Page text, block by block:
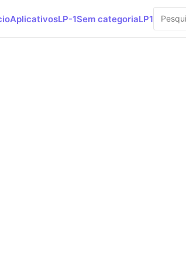
AplicativosLP-1Sem categoriaLP1